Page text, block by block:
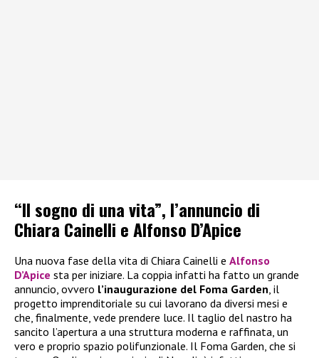
“Il sogno di una vita”, l’annuncio di
Chiara Cainelli e Alfonso D’Apice
Una nuova fase della vita di Chiara Cainelli e Alfonso
D’Apice sta per iniziare. La coppia infatti ha fatto un grande
annuncio, ovvero l’inaugurazione del Foma Garden , il
progetto imprenditoriale su cui lavorano da diversi mesi e
che, finalmente, vede prendere luce. Il taglio del nastro ha
sancito l’apertura a una struttura moderna e raffinata, un
vero e proprio spazio polifunzionale. Il Foma Garden, che si